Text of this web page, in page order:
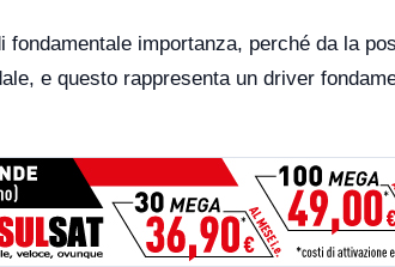
importanza, perché da la
e questo rappresenta un driver